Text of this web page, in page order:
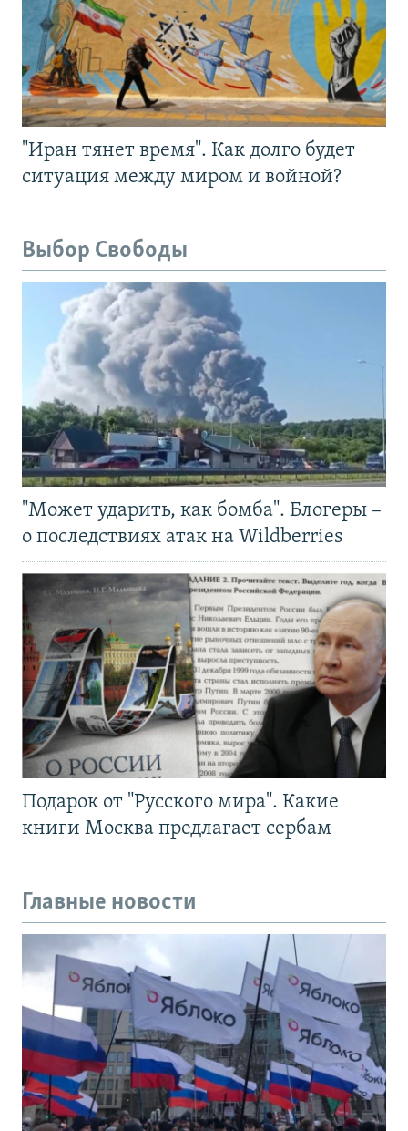
"Иран тянет время". Как долго будет
ситуация между миром и войной?
Выбор Свободы
"Может ударить, как бомба". Блогеры –
о последствиях атак на Wildberries
Подарок от "Русского мира". Какие
книги Москва предлагает сербам
Главные новости